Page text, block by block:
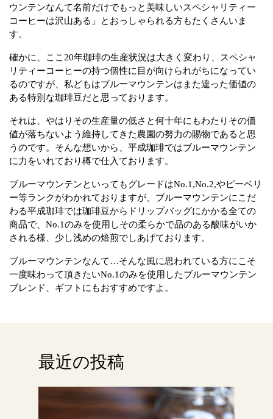
ウンテンなんて名前だけでもっと美味しいスペシャリティー
コーヒーは沢山ある」とおっしゃられる方もたくさんいま
す。
確かに、ここ20年珈琲の生産状況は大きく変わり、スペシャ
リティーコーヒーの持つ個性に目が向けられがちになってい
るのですが、私どもはブルーマウンテンはまた違った価値の
ある特別な珈琲豆だと思っております。
それは、やはりその生産量の低さと何十年にもわたりその価
値が落ちないよう維持してきた農園の努力の賜物であると思
うのです。そんな想いから、平成珈琲ではブルーマウンテン
に力をいれており樽で仕入ております。
ブルーマウンテンといってもグレードはNo.1,No.2,やピーベリ
ー等ランクがわかれておりますが、ブルーマウンテンにこだ
わる平成珈琲では珈琲豆からドリップバッグにかかる全ての
商品で、No.1のみを使用しその柔らかで品のある酸味がいか
される様、少し浅めの焙煎でしあげております。
ブルーマウンテンなんて…そんな風に思われている方にこそ
一度味わって頂きたいNo.1のみを使用したブルーマウンテン
ブレンド、ギフトにもおすすめですよ。
最近の投稿